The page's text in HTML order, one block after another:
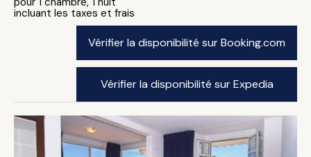
incluant les taxes et frais
Vérifier la disponibilité sur Booking.com
Vérifier la disponibilité sur Expedia